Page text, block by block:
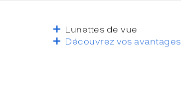
Lunettes de vue
Découvrez vos avantages